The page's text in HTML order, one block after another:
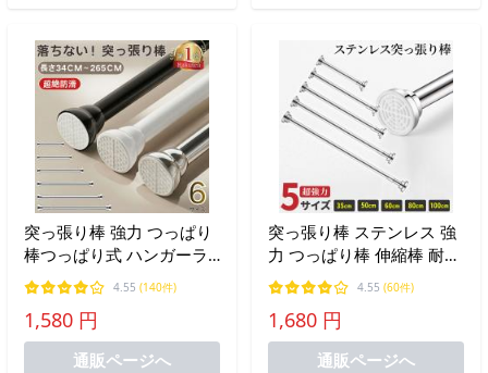
突っ張り棒 強力 つっぱり
棒つっぱり式 ハンガーラ
ック 伸縮棒 超強力 突っ張
り式 耐荷重 カーテン 長さ
調整 省スペース ステンレ
ス 新生活応援 春 夏 秋 冬
4.55 (140件)
1,580 円
通販ページへ
突っ張り棒 ステンレス 強
力 つっぱり棒 伸縮棒 耐荷
重 カーテン 衣類 コート掛
け 棚 収納 伸縮自在 リビ
ング 洗面所 トイレ お風呂
浴室 玄関 整理 収納
4.55 (60件)
1,680 円
通販ページへ